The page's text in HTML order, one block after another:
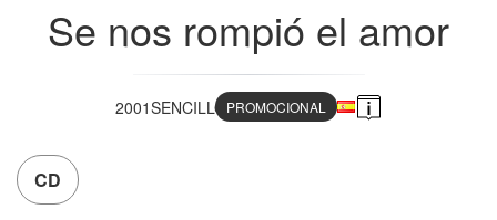
Se nos rompió el amor
2001SENCILLO PROMOCIONAL
CD